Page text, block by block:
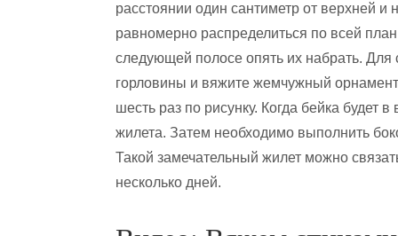
расстоянии один сантиметр от верхней
равномерно распределиться по всей
следующей полосе опять их набрать.
горловины и вяжите жемчужный
шесть раз по рисунку. Когда бейка будет
жилета. Затем необходимо выполнить
Такой замечательный жилет можно
несколько дней.